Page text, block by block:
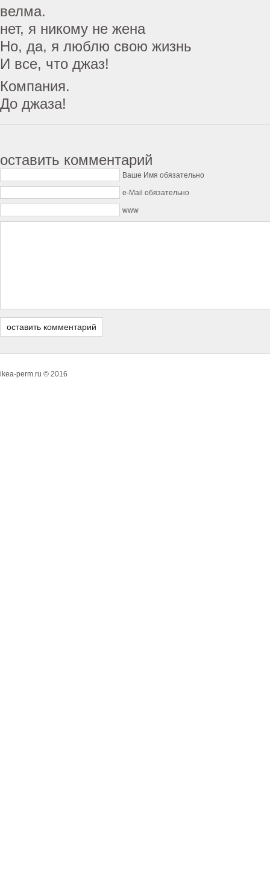
велма.
нет, я никому не жена
Но, да, я люблю свою жизнь
И все, что джаз!
Компания.
До джаза!
оставить комментарий
Ваше Имя обязательно
e-Mail обязательно
www
ikea-perm.ru © 2016